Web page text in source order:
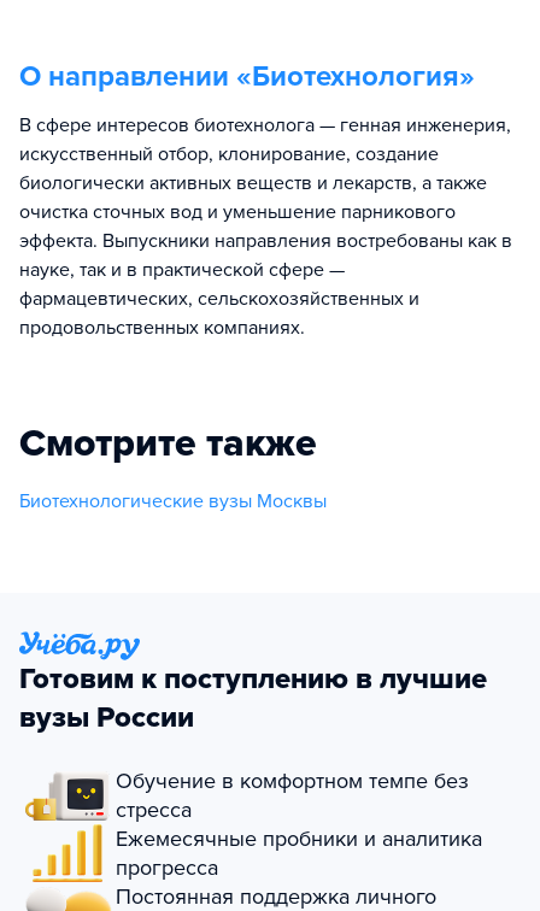
О направлении «Биотехнология»
В сфере интересов биотехнолога — генная инженерия,
искусственный отбор, клонирование, создание
биологически активных веществ и лекарств, а также
очистка сточных вод и уменьшение парникового
эффекта. Выпускники направления востребованы как в
науке, так и в практической сфере —
фармацевтических, сельскохозяйственных и
продовольственных компаниях.
Смотрите также
Биотехнологические вузы Москвы
Готовим к поступлению в лучшие
вузы России
Обучение в комфортном темпе без
стресса
Ежемесячные пробники и аналитика
прогресса
Постоянная поддержка личного